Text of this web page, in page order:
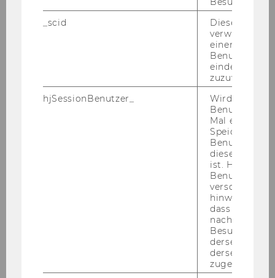
_scid
Dieses
verwendet,
einem/einer
Benutzer*in
eindeutige ID
zuzuweisen
hjSessionBenutzer_
Wird gesetzt,
Benutzer
Mal eine
Speichert die
Benutzer-ID,
diese Seite
ist. Hotjar
Benutzer
verschiedene
hinweg.Stellt
dass Daten
Besuchen auf
derselben
derselben
zugeordnet